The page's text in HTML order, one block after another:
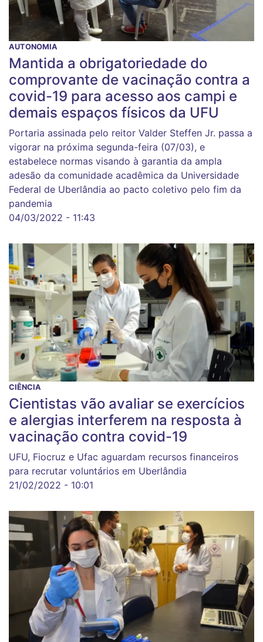
AUTONOMIA
Mantida a obrigatoriedade do
comprovante de vacinação contra a
covid-19 para acesso aos campi e
demais espaços físicos da UFU
Portaria assinada pelo reitor Valder Steffen Jr. passa a
vigorar na próxima segunda-feira (07/03), e
estabelece normas visando à garantia da ampla
adesão da comunidade acadêmica da Universidade
Federal de Uberlândia ao pacto coletivo pelo fim da
pandemia
04/03/2022 - 11:43
CIÊNCIA
Cientistas vão avaliar se exercícios
e alergias interferem na resposta à
vacinação contra covid-19
UFU, Fiocruz e Ufac aguardam recursos financeiros
para recrutar voluntários em Uberlândia
21/02/2022 - 10:01